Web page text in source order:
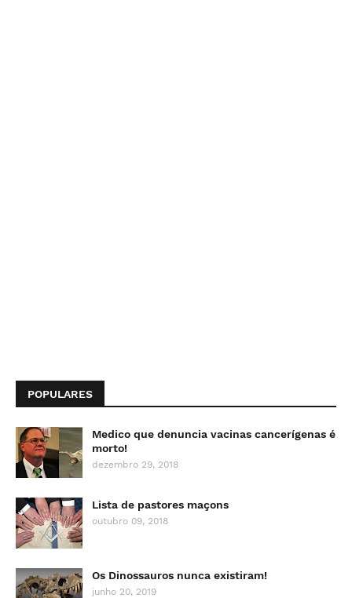
POPULARES
Medico que denuncia vacinas cancerígenas é
morto!
dezembro 29, 2018
Lista de pastores maçons
outubro 09, 2018
Os Dinossauros nunca existiram!
junho 20, 2019